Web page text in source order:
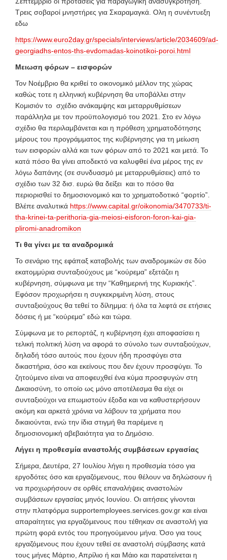
Τρεις σοβαροί μνηστήρες για Σκαραμαγκά. Ολη η συνέντυεξη
εδω
https://www.euro2day.gr/specials/interviews/article/2034609/ad-
georgiadhs-entos-ths-evdomadas-koinotikoi-poroi.html
Μειωση φόρων – εισφορών
Τον Νοέμβριο θα κριθεί το οικονομικό μέλλον της χώρας
καθώς τοτε η ελληνική κυβέρνηση θα υποβάλλει στην
Κομισιόν το σχέδιο ανάκαμψης και μεταρρυθμίσεων
παράλληλα με τον προϋπολογισμό του 2021. Στο εν λόγω
σχέδιο θα περιλαμβάνεται και η πρόθεση χρηματοδότησης
μέρους του προγράμματος της κυβέρνησης για τη μείωση
των εισφορών αλλά και των φόρων από το 2021 και μετά. Το
κατά πόσο θα γίνει αποδεκτό να καλυφθεί ένα μέρος της εν
λόγω δαπάνης (σε συνδυασμό με μεταρρυθμίσεις) από το
σχέδιο των 32 δισ. ευρώ θα δείξει και το πόσο θα
περιορισθεί το δημοσιονομικό και το χρηματοδοτικό “φορτίο”.
Βλέπε αναλυτικά https://www.capital.gr/oikonomia/3470733/ti-
tha-krinei-ta-perithoria-gia-meiosi-eisforon-foron-kai-gia-
pliromi-anadromikon
Τι θα γίνει με τα αναδρομικά
Το σενάριο της εφάπαξ καταβολής των αναδρομικών σε δύο
εκατομμύρια συνταξιούχους με “κούρεμα” εξετάζει η
κυβέρνηση, σύμφωνα με την “Καθημερινή της Κυριακής”.
Εφόσον προχωρήσει η συγκεκριμένη λύση, στους
συνταξιούχους θα τεθεί το δίλημμα: ή όλα τα λεφτά σε ετήσιες
δόσεις ή με “κούρεμα” εδώ και τώρα.
Σύμφωνα με το ρεπορτάζ, η κυβέρνηση έχει αποφασίσει η
τελική πολιτική λύση να αφορά το σύνολο των συνταξιούχων,
δηλαδή τόσο αυτούς που έχουν ήδη προσφύγει στα
δικαστήρια, όσο και εκείνους που δεν έχουν προσφύγει. Το
ζητούμενο είναι να αποφευχθεί ένα κύμα προσφυγών στη
Δικαιοσύνη, το οποίο ως μόνο αποτέλεσμα θα είχε οι
συνταξιούχοι να επωμιστούν έξοδα και να καθυστερήσουν
ακόμη και αρκετά χρόνια να λάβουν τα χρήματα που
δικαιούνται, ενώ την ίδια στιγμή θα παρέμενε η
δημοσιονομική αβεβαιότητα για το Δημόσιο.
Λήγει η προθεσμία αναστολής συμβάσεων εργασίας
Σήμερα, Δευτέρα, 27 Ιουλίου λήγει η προθεσμία τόσο για
εργοδότες όσο και εργαζόμενους, που θέλουν να δηλώσουν ή
να προχωρήσουν σε ορθές επαναλήψεις αναστολών
συμβάσεων εργασίας μηνός Ιουνίου. Οι αιτήσεις γίνονται
στην πλατφόρμα supportemployees.services.gov.gr και είναι
απαραίτητες για εργαζόμενους που τέθηκαν σε αναστολή για
πρώτη φορά εντός του προηγούμενου μήνα. Όσο για τους
εργαζόμενους που έχουν τεθεί σε αναστολή σύμβασης κατά
τους μήνες Μάρτιο, Απρίλιο ή και Μάιο και παρατείνεται η